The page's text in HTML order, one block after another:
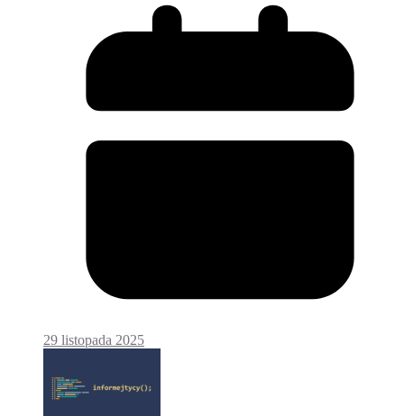
29 listopada 2025